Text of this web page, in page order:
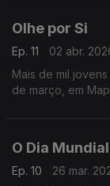
Olhe por Si
Ep. 11
02 abr.
Mais de mil
de março, em
O Dia
Ep. 10
26 mar.